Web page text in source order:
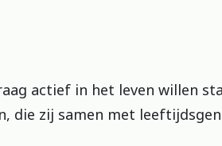
actief in het leven willen
die zij samen met